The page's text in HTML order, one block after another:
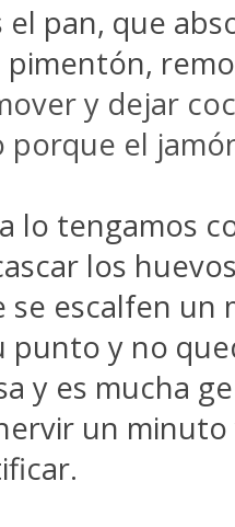
el pan, que
pimentón,
y dejar
porque el jamó
lo tengamos
los
se escalfen un
punto y no
y es mucha
un
r.